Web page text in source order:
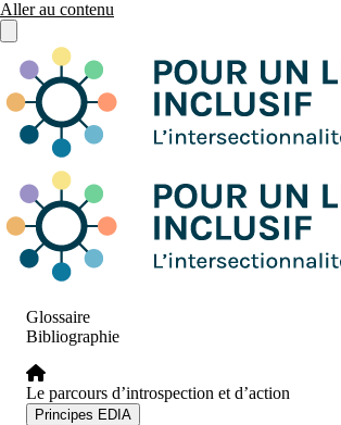
Aller au contenu
Glossaire
Bibliographie
Le parcours d’introspection et d’action
Principes EDIA